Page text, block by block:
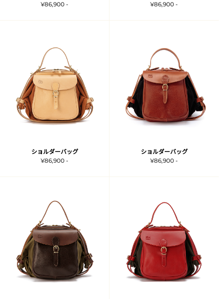
¥86,900 -
¥86,900 -
ショルダーバッグ
¥86,900 -
ショルダーバッグ
¥86,900 -